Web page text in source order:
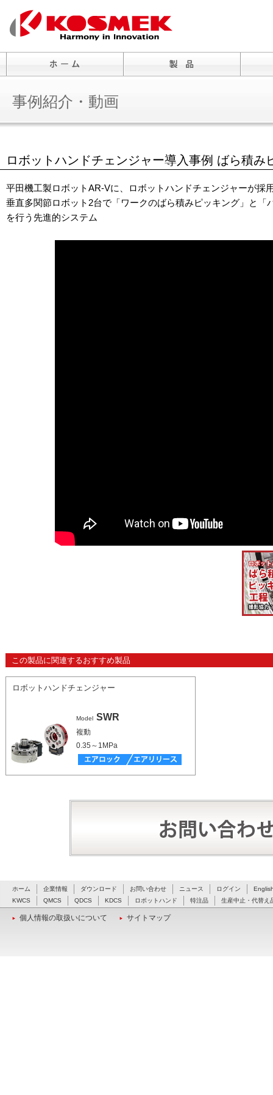
事例紹介・動画
ロボットハンドチェンジャー導入事例 ばら積み
平田機工製ロボットAR-Vに、ロボットハンドチェンジャーが採
垂直多関節ロボット2台で「ワークのばら積みピッキング」と「
を行う先進的システム
この製品に関連するおすすめ製品
ロボットハンドチェンジャー
Model SWR
複動
0.35～1MPa
ホーム 企業情報 ダウンロード お問い合わせ ニュース ログイン
KWCS
QMCS QDCS KDCS ロボットハンド 特注品 生産中止・代替え
個人情報の取扱いについて サイトマップ